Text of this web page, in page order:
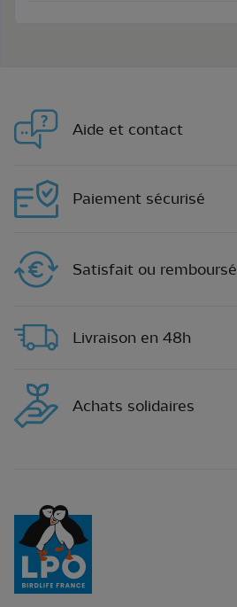
Aide et contact
Paiement sécurisé
Satisfait ou remboursé
Livraison en 48h
Achats solidaires